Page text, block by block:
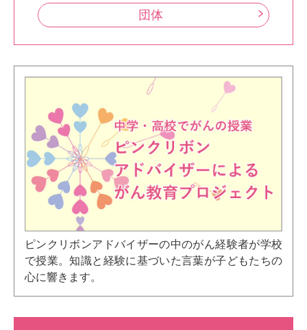
団体
ピンクリボンアドバイザーの中のがん経験者が学校
で授業。知識と経験に基づいた言葉が子どもたちの
心に響きます。